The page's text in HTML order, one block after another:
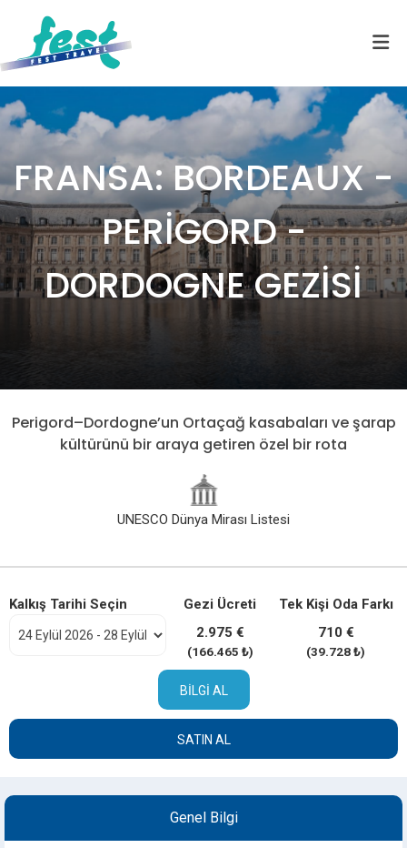
FRANSA: BORDEAUX -
PERİGORD -
DORDOGNE GEZİSİ
Perigord–Dordogne’un Ortaçağ kasabaları ve şarap
kültürünü bir araya getiren özel bir rota
UNESCO Dünya Mirası Listesi
Kalkış Tarihi Seçin
Gezi Ücreti
2.975 €
(166.465 ₺)
Tek Kişi Oda Farkı
710 €
(39.728 ₺)
BILGI AL
SATIN AL
Genel Bilgi